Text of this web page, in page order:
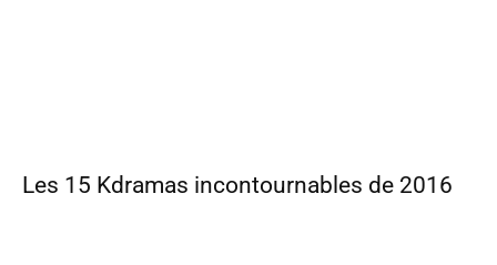
Les 15 Kdramas incontournables de 2016